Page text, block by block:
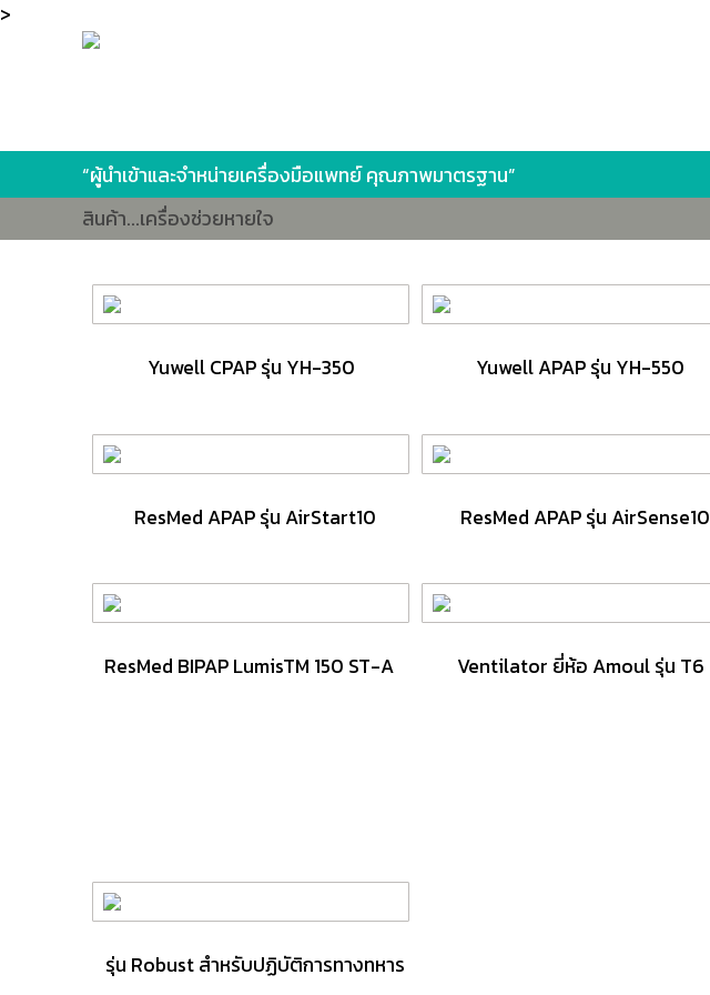
>
“ผู้นำเข้าและจำหน่ายเครื่องมือแพทย์ คุณภาพมาตรฐาน”
สินค้า...เครื่องช่วยหายใจ
Yuwell CPAP รุ่น YH-350 Yuwell APAP รุ่น YH-550
ResMed APAP รุ่น AirStart10 ResMed APAP รุ่น AirSense10
ResMed BIPAP LumisTM 150 ST-A Ventilator ยี่ห้อ Amoul รุ่น T6
รุ่น Robust สำหรับปฏิบัติการทางทหาร